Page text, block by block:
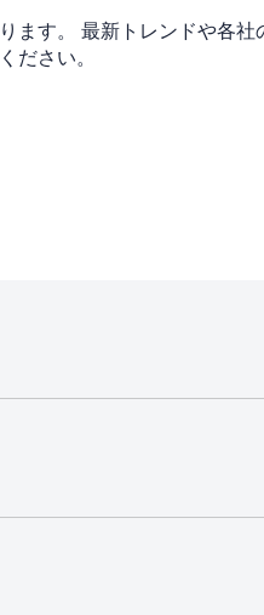
ます。 最新トレンドや各
ださい。